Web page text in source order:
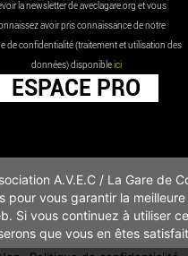
la newsletter de aveclagare.org et vous
avoir pris connaissance de notre
de confidentialité (traitement et utilisation des
données) disponibleici
ESPACE PRO
A.V.E.C / La Gare de
pour vous garantir la
Si vous continuez à utiliser
que vous en êtes